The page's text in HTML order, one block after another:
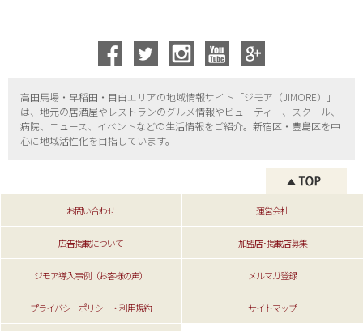
高田馬場・早稲田・目白エリアの地域情報サイト「ジモア（JIMORE）」
は、地元の居酒屋やレストランのグルメ情報やビューティー、
スクール、
病院、ニュース、イベントなどの生活情報をご紹介。新宿区・ 豊島区を中
心に地域活性化を目指しています。
お問い合わせ 運営会社
広告掲載について 加盟店･掲載店募集
ジモア導入事例（お客様の声） メルマガ登録
プライバシーポリシー・利用規約 サイトマップ